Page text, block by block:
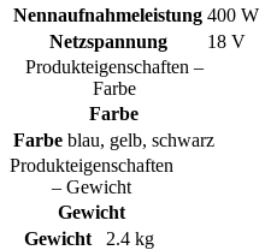
Nennaufnahmeleistung 400 W
Netzspannung
18 V
Produkteigenschaften –
Farbe
Farbe
Farbe blau, gelb, schwarz
Produkteigenschaften
– Gewicht
Gewicht
Gewicht
2.4 kg